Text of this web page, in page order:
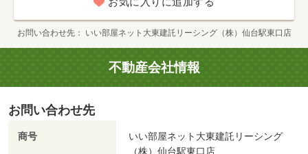
お問い合わせ先 いい部屋ネット大東建託リーシング（株）仙台駅東口店
不動産会社情報
お問い合わせ先
商号
いい部屋ネット大東建託リーシング
（株）仙台駅東口店